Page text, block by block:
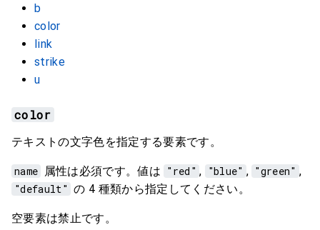
b
color
link
strike
u
color
テキストの文字色を指定する要素です。
name 属性は必須です。値は "red" , "blue" , "green" ,
"default" の 4 種類から指定してください。
空要素は禁止です。